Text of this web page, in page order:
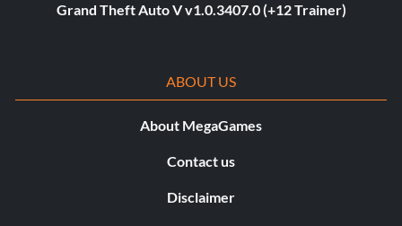
Grand Theft Auto V v1.0.3407.0 (+12 Trainer)
ABOUT US
About MegaGames
Contact us
Disclaimer